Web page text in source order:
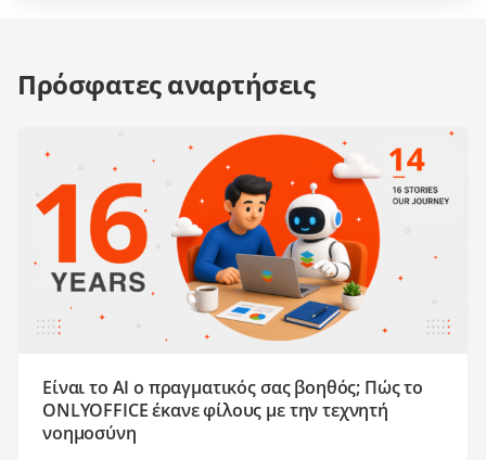
Πρόσφατες αναρτήσεις
Είναι το AI ο πραγματικός σας βοηθός; Πώς το
ONLYOFFICE έκανε φίλους με την τεχνητή
νοημοσύνη